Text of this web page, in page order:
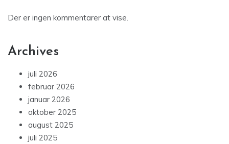
Der er ingen kommentarer at vise.
Archives
juli 2026
februar 2026
januar 2026
oktober 2025
august 2025
juli 2025